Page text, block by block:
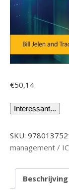
€50,14
Interessant...
SKU:
management /
Beschrijving